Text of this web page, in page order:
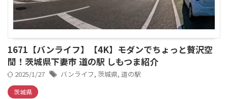
1671【バンライフ】【4K】モダンでちょっと贅沢空
間！茨城県下妻市 道の駅 しもつま紹介
2025/1/27 バンライフ, 茨城県, 道の駅
茨城県